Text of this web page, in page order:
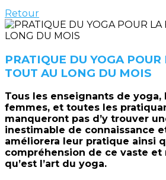
Retour
PRATIQUE DU YOGA
TOUT AU LONG DU MOIS
Tous les enseignants de yoga,
femmes, et toutes les
manqueront pas d’y trouver
inestimable de connaissance
améliorera leur pratique ainsi
compréhension de ce vaste
qu’est l’art du yoga.